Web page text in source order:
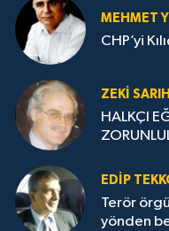
MEHMET
CHP’yi
ZEKI
HALKÇI
EDIP
Terör
yönden